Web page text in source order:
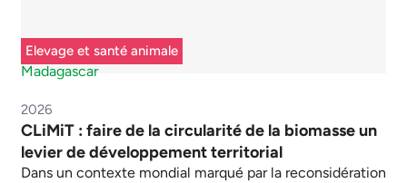
Elevage et santé animale
Madagascar
2026
CLiMiT : faire de la circularité de la biomasse un
levier de développement territorial
Dans un contexte mondial marqué par la reconsidération